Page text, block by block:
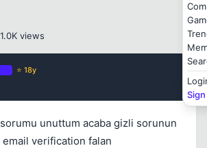
1.0K views
⭐ 18y
unuttum acaba gizli sorunun
email verification falan
Kapat